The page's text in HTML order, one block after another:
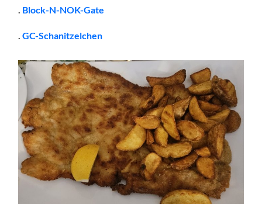
. Block-N-NOK-Gate
.GC-Schanitzelchen